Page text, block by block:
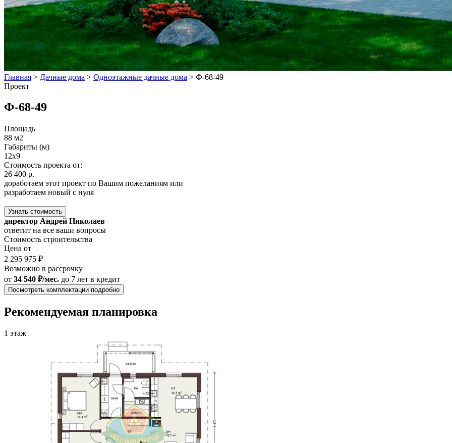
Главная > Дачные дома > Одноэтажные дачные дома > Ф-68-49
Проект
Ф-68-49
Площадь
88 м2
Габариты (м)
12x9
Стоимость проекта от:
26 400 р.
доработаем этот проект по Вашим пожеланиям или
разработаем новый с нуля
Узнать стоимость
директор Андрей Николаев
ответит на все ваши вопросы
Стоимость строительства
Цена от
2 295 975 ₽
Возможно в рассрочку
от 34 540 ₽/мес. до 7 лет в кредит
Посмотреть комплектации подробно
Рекомендуемая планировка
1 этаж